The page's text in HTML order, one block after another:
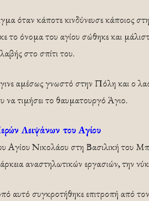
όταν κάποτε κινδύνευσε κάποιος
το όνομα του αγίου σώθηκε και
στο σπίτι του.
αμέσως γνωστό στην Πόλη και ο
να τιμήσει το θαυματουργό Άγιο.
Λειψάνων του Αγίου
Αγίου Νικολάου στη Βασιλική του
αναστηλωτικών εργασιών, την
αυτό συγκροτήθηκε επιτροπή από